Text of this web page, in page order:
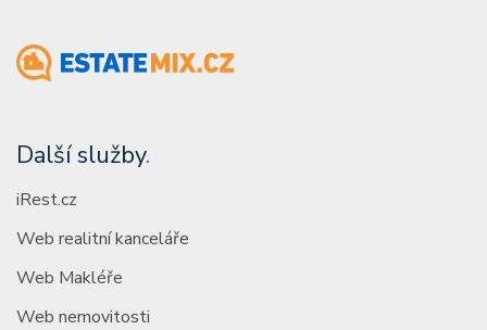
Další služby.
iRest.cz
Web realitní kanceláře
Web Makléře
Web nemovitosti